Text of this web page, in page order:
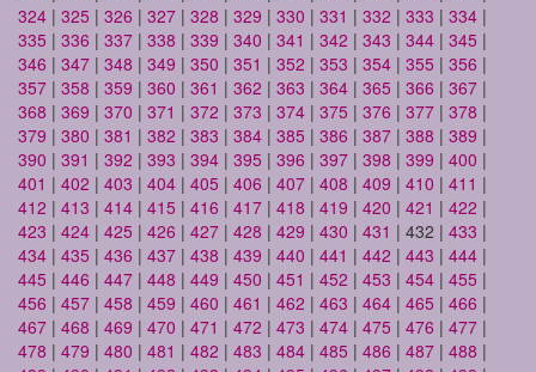
324 | 325 | 326 | 327 | 328 | 329 | 330 | 331 | 332 | 333 | 334 |
335 | 336 | 337 | 338 | 339 | 340 | 341 | 342 | 343 | 344 | 345 |
346 | 347 | 348 | 349 | 350 | 351 | 352 | 353 | 354 | 355 | 356 |
357 | 358 | 359 | 360 | 361 | 362 | 363 | 364 | 365 | 366 | 367 |
368 | 369 | 370 | 371 | 372 | 373 | 374 | 375 | 376 | 377 | 378 |
379 | 380 | 381 | 382 | 383 | 384 | 385 | 386 | 387 | 388 | 389 |
390 | 391 | 392 | 393 | 394 | 395 | 396 | 397 | 398 | 399 | 400 |
401 | 402 | 403 | 404 | 405 | 406 | 407 | 408 | 409 | 410 | 411 |
412 | 413 | 414 | 415 | 416 | 417 | 418 | 419 | 420 | 421 | 422 |
423 | 424 | 425 | 426 | 427 | 428 | 429 | 430 | 431 | 432 | 433 |
434 | 435 | 436 | 437 | 438 | 439 | 440 | 441 | 442 | 443 | 444 |
445 | 446 | 447 | 448 | 449 | 450 | 451 | 452 | 453 | 454 | 455 |
456 | 457 | 458 | 459 | 460 | 461 | 462 | 463 | 464 | 465 | 466 |
467 | 468 | 469 | 470 | 471 | 472 | 473 | 474 | 475 | 476 | 477 |
478 | 479 | 480 | 481 | 482 | 483 | 484 | 485 | 486 | 487 | 488 |